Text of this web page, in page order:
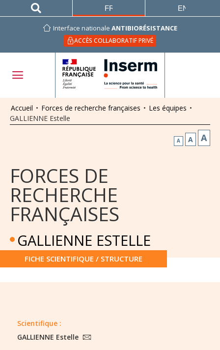
Interface nationale ANTIBIORÉSISTANCE
ACCÈS COLLABORATIF PRIVÉ
FRANÇAIS ENGLISH
Accueil • Forces de recherche françaises • Les équipes •
GALLIENNE Estelle
A A A
FORCES DE
RECHERCHE
FRANÇAISES
GALLIENNE ESTELLE
FICHE SCIENTIFIQUE / STRUCTURE
Scientifique :
GALLIENNE Estelle